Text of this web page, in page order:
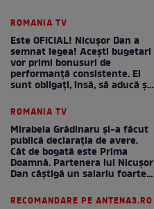
ROMANIA TV
Este OFICIAL! Nicușor Dan a
semnat legea! Acești bugetari
vor primi bonusuri de
performanță consistente. Ei
sunt obligați, însă, să aducă și
bani la bugetul de stat
ROMANIA TV
Mirabela Grădinaru și-a făcut
publică declarația de avere.
Cât de bogată este Prima
Doamnă. Partenera lui Nicușor
Dan câștigă un salariu foarte
bun în fiecare lună!
RECOMANDARE PE ANTENA3.RO